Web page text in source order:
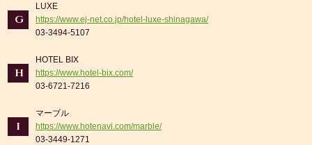
G
LUXE
https://www.ej-net.co.jp/hotel-luxe-shinagawa/
03-3494-5107
H
HOTEL BIX
https://www.hotel-bix.com/
03-6721-7216
I
マーブル
https://www.hotenavi.com/marble/
03-3449-1271